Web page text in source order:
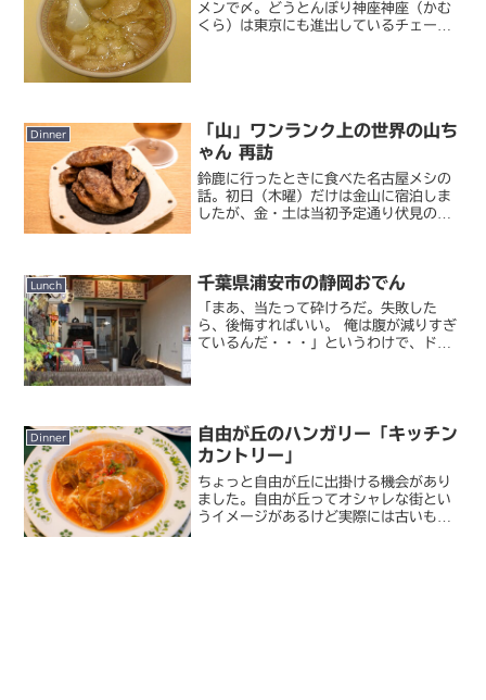
メンで〆。どうとんぼり神座神座（かむ
くら）は東京にも進出しているチェーン
Dinner
「山」ワンランク上の世界の山ち
ゃん 再訪
鈴鹿に行ったときに食べた名古屋メシの
話。初日（木曜）だけは金山に宿泊しま
したが、金・土は当初予定通り伏見のホ
の先のところにあることに...
Lunch 千葉県浦安市の静岡おでん
「まあ、当たって砕けろだ。失敗した
ら、後悔すればいい。 俺は腹が減りすぎ
ているんだ・・・」というわけで、ドラ
Dinner
自由が丘のハンガリー「キッチン
カントリー」
ちょっと自由が丘に出掛ける機会があり
ました。自由が丘ってオシャレな街とい
うイメージがあるけど実際には古いもの